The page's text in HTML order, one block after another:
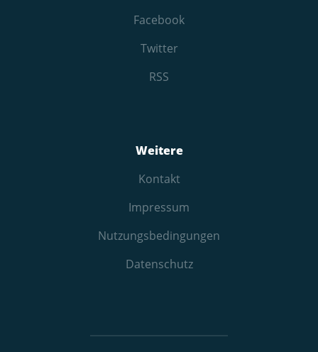
Facebook
Twitter
RSS
Weitere
Kontakt
Impressum
Nutzungs­bedingungen
Datenschutz